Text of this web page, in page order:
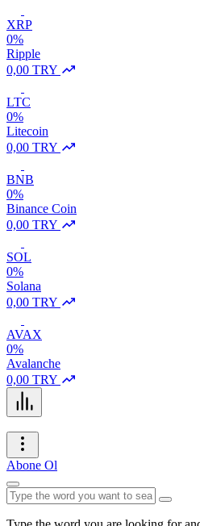
XRP
0%
Ripple
0,00 TRY
LTC
0%
Litecoin
0,00 TRY
BNB
0%
Binance Coin
0,00 TRY
SOL
0%
Solana
0,00 TRY
AVAX
0%
Avalanche
0,00 TRY
Abone Ol